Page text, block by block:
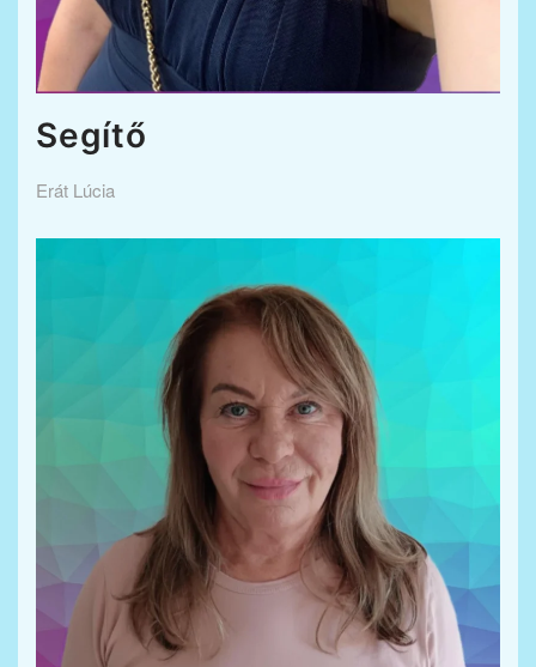
Segítő
Erát Lúcia